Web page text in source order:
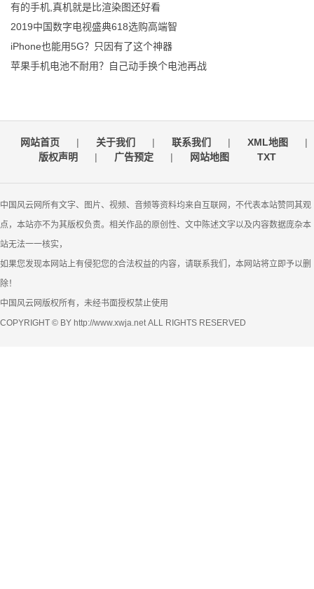
有的手机,真机就是比渲染图还好看
2019中国数字电视盛典618选购高端智
iPhone也能用5G？只因有了这个神器
苹果手机电池不耐用？自己动手换个电池再战
网站首页 | 关于我们 | 联系我们 | XML地图
|
版权声明
| 广告预定 | 网站地图 TXT
中国风云网所有文字、图片、视频、音频等资料均来自互联网，不代表本站赞同其观
点，本站亦不为其版权负责。相关作品的原创性、文中陈述文字以及内容数据庞杂本
站无法一一核实，
如果您发现本网站上有侵犯您的合法权益的内容，请联系我们，本网站将立即予以删
除！
中国风云网版权所有，未经书面授权禁止使用
COPYRIGHT © BY http://www.xwja.net ALL RIGHTS RESERVED